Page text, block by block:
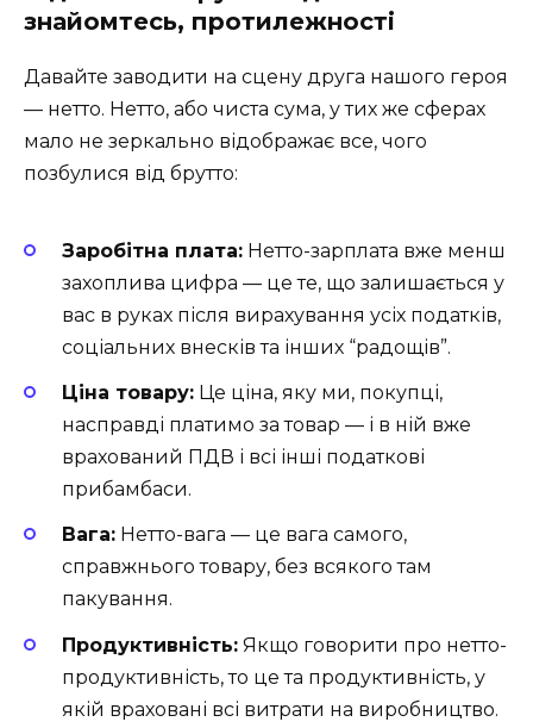
знайомтесь, протилежності
Давайте заводити на сцену друга нашого героя
— нетто. Нетто, або чиста сума, у тих же сферах
мало не зеркально відображає все, чого
позбулися від брутто:
Заробітна плата: Нетто-зарплата вже менш
захоплива цифра — це те, що залишається у
вас в руках після вирахування усіх податків,
соціальних внесків та інших “радощів”.
Ціна товару: Це ціна, яку ми, покупці,
насправді платимо за товар — і в ній вже
врахований ПДВ і всі інші податкові
прибамбаси.
Вага: Нетто-вага — це вага самого,
справжнього товару, без всякого там
пакування.
Продуктивність: Якщо говорити про нетто-
продуктивність, то це та продуктивність, у
якій враховані всі витрати на виробництво.